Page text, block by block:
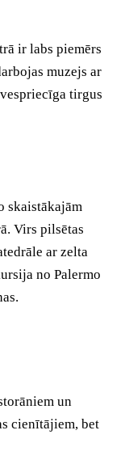
ir labs piemērs
muzejs ar
tirgus
skaistākajām
Virs pilsētas
ar zelta
no Palermo
un
cienītājiem, bet